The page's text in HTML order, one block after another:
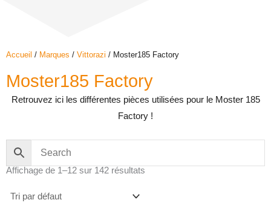
Accueil / Marques / Vittorazi / Moster185 Factory
Moster185 Factory
Retrouvez ici les différentes pièces utilisées pour le Moster 185
Factory !
Affichage de 1–12 sur 142 résultats